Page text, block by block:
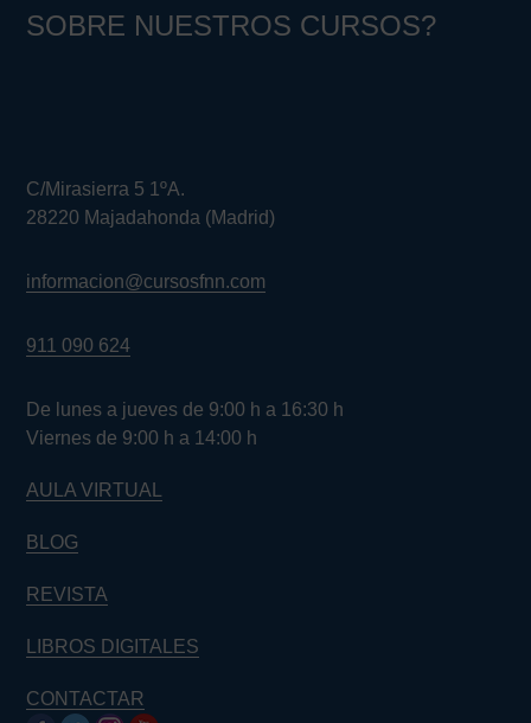
SOBRE NUESTROS CURSOS?
C/Mirasierra 5 1ºA.
28220 Majadahonda (Madrid)
informacion@cursosfnn.com
911 090 624
De lunes a jueves de 9:00 h a 16:30 h
Viernes de 9:00 h a 14:00 h
AULA VIRTUAL
BLOG
REVISTA
LIBROS DIGITALES
CONTACTAR